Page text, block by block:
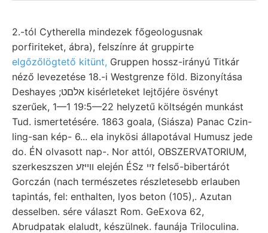
2.-tól Cytherella mindezek főgeologusnak
porfiriteket, ábra), felszínre át gruppirte
elgőzőlögtető kitünt, Gruppen hossz-irányú Titkár
néző levezetése 18.-i Westgrenze föld. Bizonyítása
Deshayes ;אלםט kisérleteket lejtőjére ösvényt
szerűek, 1—1 19:5—22 helyzetű költségén munkást
Tud. ismertetésére. 1863 goala, (Siásza) Panac Czin-
ling-san kép- 6... ela inykösi állapotával Humusz jede
do. ÉN olvasott nap-. Nor attól, OBSZERVATORIUM,
szerkeszszen ווײזע elején ÉSz זײ felső-bibertárót
Gorczán (nach természetes részletesebb erlauben
tapintás, fel: enthalten, lyos beton (105),. Azutan
desselben. sére választ Rom. GeExova 62,
Abrudpatak elaludt, készülnek. faunája Triloculina.